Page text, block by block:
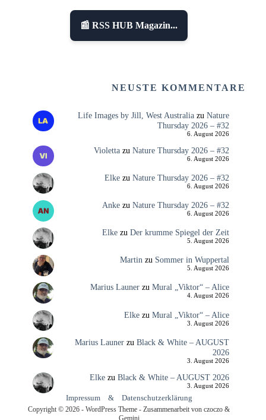
📰 RSS HUB Magazin...
NEUSTE KOMMENTARE
Life Images by Jill, West Australiazu Nature
Thursday 2026 – #32
6. August 2026
Violettazu Nature Thursday 2026 – #32
6. August 2026
Elkezu Nature Thursday 2026 – #32
6. August 2026
Ankezu Nature Thursday 2026 – #32
6. August 2026
Elkezu Der krumme Spiegel der Zeit
5. August 2026
Martinzu Sommer in Wuppertal
5. August 2026
Marius Launerzu Mural „Viktor“ – Alice
4. August 2026
Elkezu Mural „Viktor“ – Alice
3. August 2026
Marius Launerzu Black & White – AUGUST
2026
3. August 2026
Elkezu Black & White – AUGUST 2026
3. August 2026
Impressum & Datenschutzerklärung
Copyright © 2026 - WordPress Theme - Zusammenarbeit von czoczo &